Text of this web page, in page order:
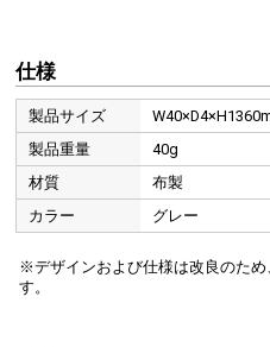
仕様
製品サイズ
製品重量
40g
材質
布製
カラー
グレー
※デザインおよび仕様は改良のた
す。